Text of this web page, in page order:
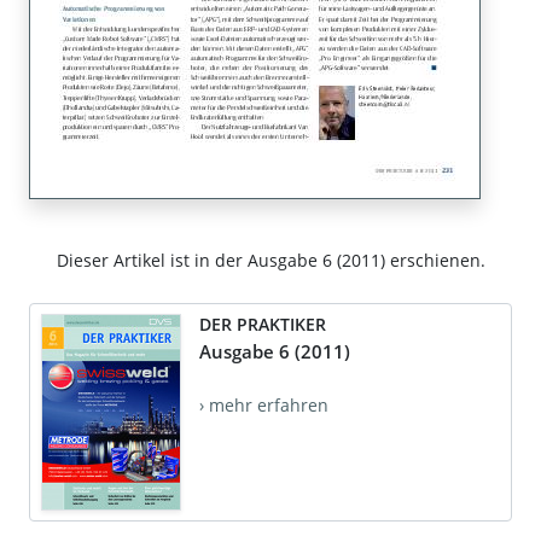
Dieser Artikel ist in der Ausgabe 6 (2011) erschienen.
DER PRAKTIKER
Ausgabe 6 (2011)
› mehr erfahren